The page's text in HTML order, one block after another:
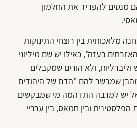
מנסים להפריד את החלמון
מלאכותית בין רוצחי התינוקות
בעזה", כאילו יש שם מיליוני
וליברליות, ולא הורים שמקבלים
שמבשר להם "הדם של היהודים
יש למרבה התדהמה מי שמבקשים
הפלסטינית ובין חמאס, בין ערביי